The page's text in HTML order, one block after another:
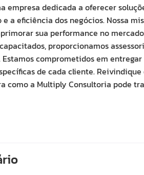
empresa dedicada a oferecer
a eficiência dos negócios. Nossa
sua performance no
proporcionamos
Estamos comprometidos em
de cada cliente.
como a Multiply Consultoria pode